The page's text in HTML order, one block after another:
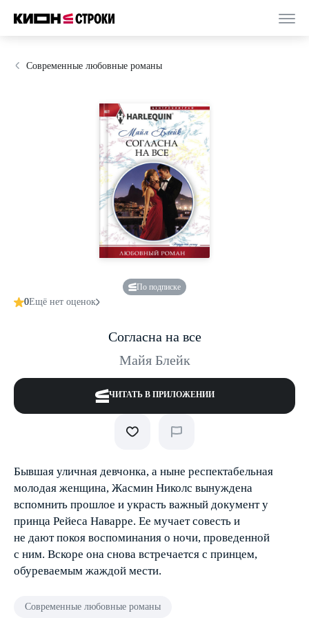
Современные любовные романы
По подписке
0Ещё нет оценок
Согласна на все
Майя Блейк
ЧИТАТЬ В ПРИЛОЖЕНИИ
Бывшая уличная девчонка, а ныне респектабельная
молодая женщина, Жасмин Николс вынуждена
вспомнить прошлое и украсть важный документ у
принца Рейеса Наварре. Ее мучает совесть и
не дают покоя воспоминания о ночи, проведенной
с ним. Вскоре она снова встречается с принцем,
обуреваемым жаждой мести.
Современные любовные романы